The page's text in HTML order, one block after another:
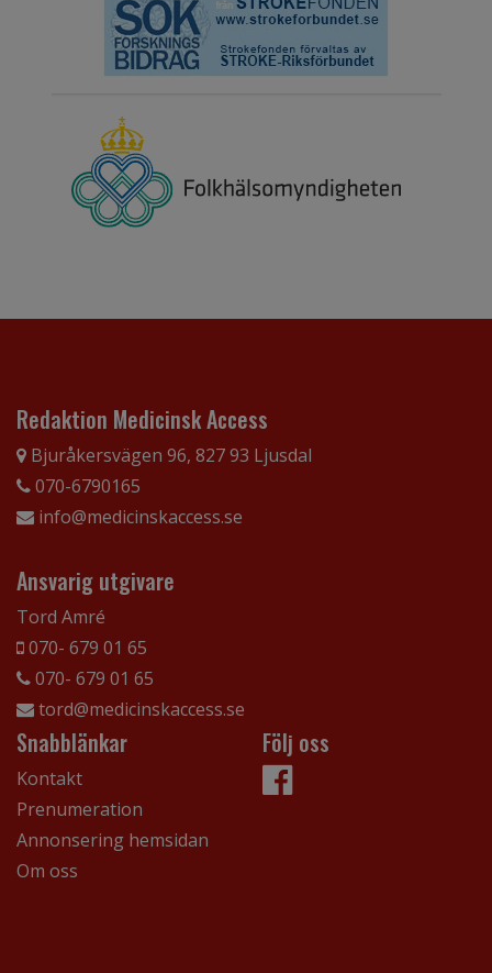
Redaktion Medicinsk Access
Bjuråkersvägen 96, 827 93 Ljusdal
070-6790165
info@medicinskaccess.se
Ansvarig utgivare
Tord Amré
070- 679 01 65
070- 679 01 65
tord@medicinskaccess.se
Snabblänkar
Kontakt
Prenumeration
Annonsering hemsidan
Om oss
Följ oss